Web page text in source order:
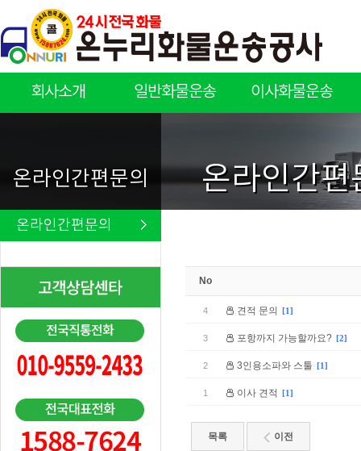
회사소개 일반화물운송 이사화물운송
온라인간편문의 온라인간편
온라인간편문의
No
4 견적 문의 [1]
3 포항까지 가능할까요? [2]
2 3인용소파와 스툴 [1]
1 이사 견적 [1]
목록 이전